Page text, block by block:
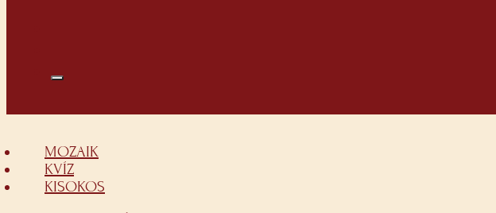
MOZAIK
KVÍZ
KISOKOS